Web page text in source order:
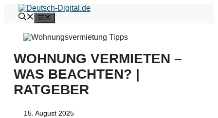
Inhalt
WOHNUNG VERMIETEN –
WAS BEACHTEN? |
RATGEBER
15. August 2025